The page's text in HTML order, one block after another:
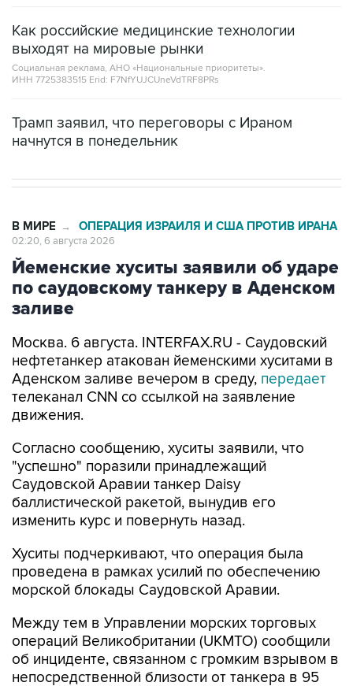
Как российские медицинские технологии
выходят на мировые рынки
Социальная реклама, АНО «Национальные приоритеты».
ИНН 7725383515 Erid: F7NfYUJCUneVdTRF8PRs
Трамп заявил, что переговоры с Ираном
начнутся в понедельник
В МИРЕ → ОПЕРАЦИЯ ИЗРАИЛЯ И США ПРОТИВ ИРАНА
02:20, 6 августа 2026
Йеменские хуситы заявили об ударе
по саудовскому танкеру в Аденском
заливе
Москва. 6 августа. INTERFAX.RU - Саудовский
нефтетанкер атакован йеменскими хуситами в
Аденском заливе вечером в среду, передает
телеканал CNN со ссылкой на заявление
движения.
Согласно сообщению, хуситы заявили, что
"успешно" поразили принадлежащий
Саудовской Аравии танкер Daisy
баллистической ракетой, вынудив его
изменить курс и повернуть назад.
Хуситы подчеркивают, что операция была
проведена в рамках усилий по обеспечению
морской блокады Саудовской Аравии.
Между тем в Управлении морских торговых
операций Великобритании (UKMTO) сообщили
об инциденте, связанном с громким взрывом в
непосредственной близости от танкера в 95